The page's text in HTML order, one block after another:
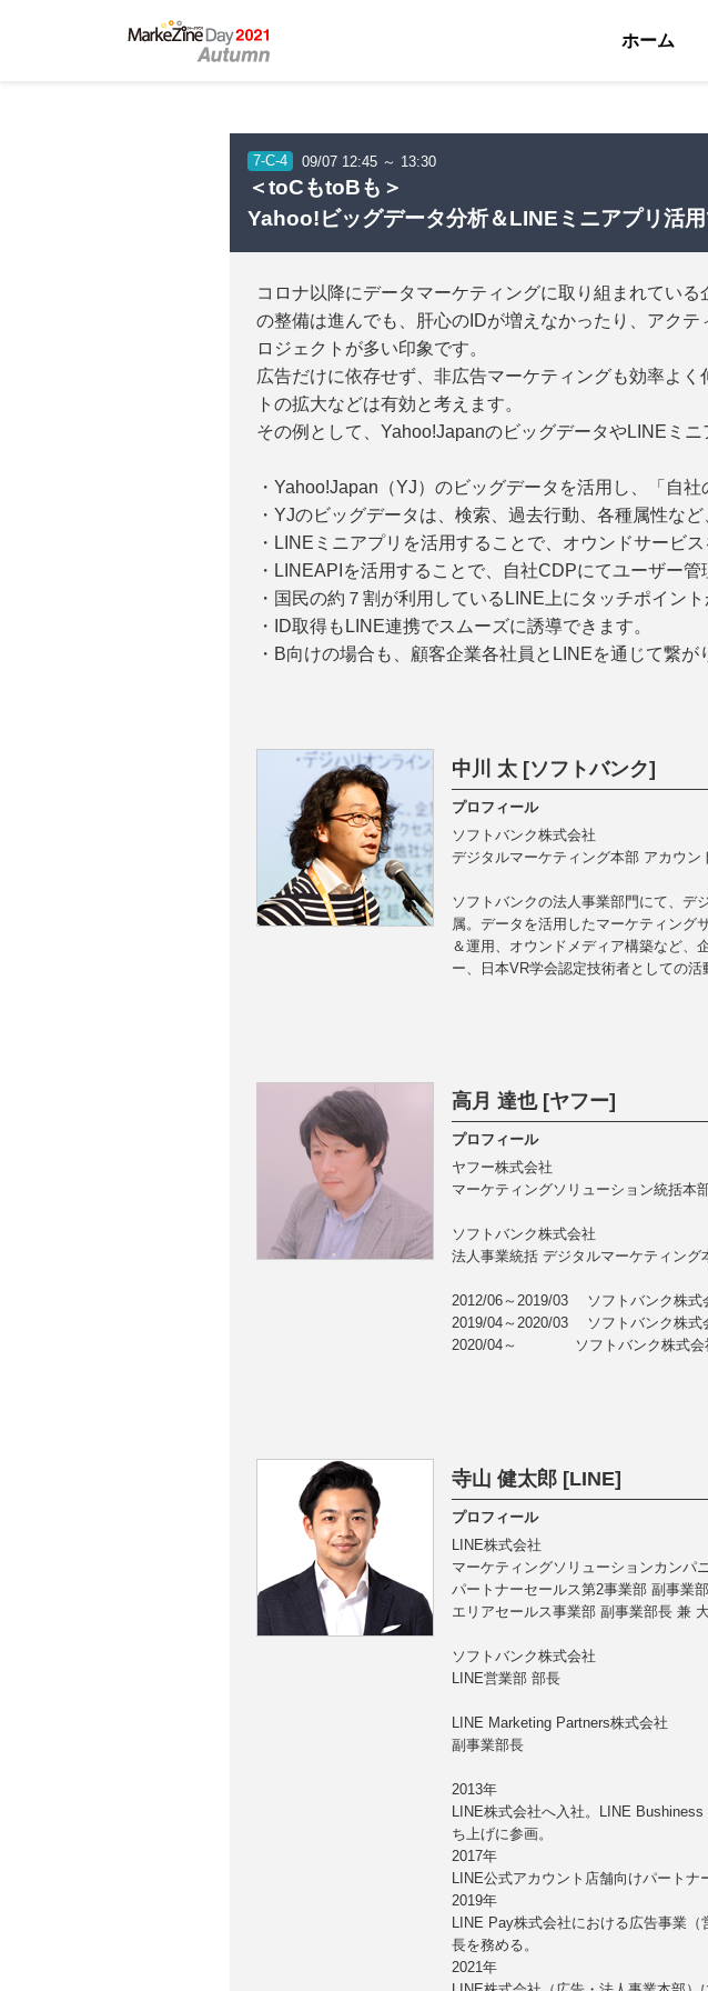
ホーム
7-C-4 09/07 12:45 ～ 13:30
＜toCもtoBも＞
Yahoo!ビッグデータ分析＆LINEミニアプリ活
コロナ以降にデータマーケティングに取り組まれてい
の整備は進んでも、肝心のIDが増えなかったり、アク
ロジェクトが多い印象です。
広告だけに依存せず、非広告マーケティングも効率よ
トの拡大などは有効と考えます。
その例として、Yahoo!JapanのビッグデータやLINEミ
・Yahoo!Japan（YJ）のビッグデータを活用し、「自
・YJのビッグデータは、検索、過去行動、各種属性な
・LINEミニアプリを活用することで、オウンドサービ
・LINEAPIを活用することで、自社CDPにてユーザー管
・国民の約７割が利用しているLINE上にタッチポイン
・ID取得もLINE連携でスムーズに誘導できます。
・B向けの場合も、顧客企業各社員とLINEを通じて繋が
中川 太 [ソフトバンク]
プロフィール
ソフトバンク株式会社
デジタルマーケティング本部 アカウ
ソフトバンクの法人事業部門にて、デ
属。データを活用したマーケティング
＆運用、オウンドメディア構築など、
ー、日本VR学会認定技術者としての活
高月 達也 [ヤフー]
プロフィール
ヤフー株式会社
マーケティングソリューション統括本
ソフトバンク株式会社
法人事業統括 デジタルマーケティング
2012/06～2019/03 ソフトバンク株
2019/04～2020/03 ソフトバンク株
2020/04～ ソフトバンク株式会
寺山 健太郎 [LINE]
プロフィール
LINE株式会社
マーケティングソリューションカンパ
パートナーセールス第2事業部 副事業
エリアセールス事業部 副事業部長 兼
ソフトバンク株式会社
LINE営業部 部長
LINE Marketing Partners株式会社
副事業部長
2013年
LINE株式会社へ入社。LINE
ち上げに参画。
2017年
LINE公式アカウント店舗向けパート
2019年
LINE Pay株式会社における広告事業
長を務める。
2021年